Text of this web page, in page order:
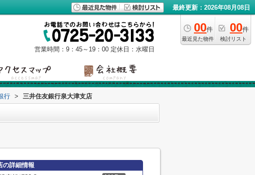
最終更新：2026年08月08日
00件
最近見た物件
00件
検討リスト
営業時間：9：45～19：00 定休日：水曜日
行 > 三井住友銀行泉大津支店
の詳細情報